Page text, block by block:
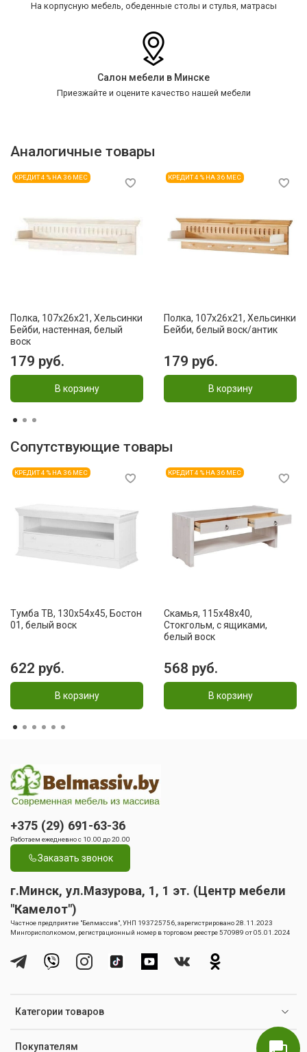
На корпусную мебель, обеденные столы и стулья, матрасы
Салон мебели в Минске
Приезжайте и оцените качество нашей мебели
Аналогичные товары
КРЕДИТ 4 % НА 36 МЕС
Полка, 107x26x21, Хельсинки
Бейби, настенная, белый
воск
179 руб.
В корзину
КРЕДИТ 4 % НА 36 МЕС
Полка, 107x26x21, Хельсинки
Бейби, белый воск/антик
179 руб.
В корзину
Сопутствующие товары
КРЕДИТ 4 % НА 36 МЕС
Тумба ТВ, 130x54x45, Бостон
01, белый воск
622 руб.
В корзину
КРЕДИТ 4 % НА 36 МЕС
Скамья, 115x48x40,
Стокгольм, с ящиками,
белый воск
568 руб.
В корзину
Категории товаров
Покупателям
+375 (29) 691-63-36
Работаем ежедневно с 10.00 до 20.00
Заказать звонок
г.Минск, ул.Мазурова, 1, 1 эт. (Центр мебели
"Камелот")
Частное предприятие "Белмассив", УНП 193725756, зарегистрировано 28.11.2023
Мингорисполкомом, регистрационный номер в торговом реестре 570989 от 05.01.2024